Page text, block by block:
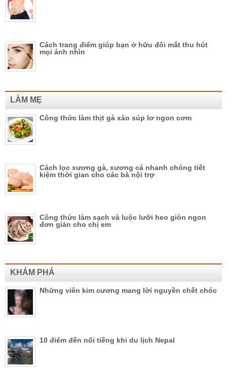
Cách trang điểm giúp bạn ở hữu đôi mắt thu hút
mọi ánh nhìn
LÀM MẸ
Công thức làm thịt gà xào súp lơ ngon cơm
Cách lọc xương gà, xương cá nhanh chóng tiết
kiệm thời gian cho các bà nội trợ
Công thức làm sạch và luộc lưỡi heo giòn ngon
đơn giản cho chị em
KHÁM PHÁ
Những viên kim cương mang lời nguyền chết chóc
10 điểm đến nổi tiếng khi du lịch Nepal